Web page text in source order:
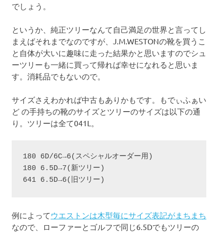
でしょう。
というか、純正ツリーなんて自己満足の世界と言ってし
まえばそれまでなのですが、J.M.WESTONの靴を買うこ
と自体が大いに趣味に走った結果かと思いますのでシュ
ーツリーも一緒に買って帰れば幸せになれると思いま
す。消耗品でもないので。
サイズさえわかれば中古もありかもです。もでぃふぁい
ど の手持ちの靴のサイズとツリーのサイズは以下の通
り。ツリーは全て041L。
180 6D/6C→6(スペシャルオーダー用)
180 6.5D→7(新ツリー)
641 6.5D→6(旧ツリー)
例によって ウエストンは木型毎にサイズ表記がまちまち
なので、ローファーとゴルフで同じ6.5Dでもツリーの